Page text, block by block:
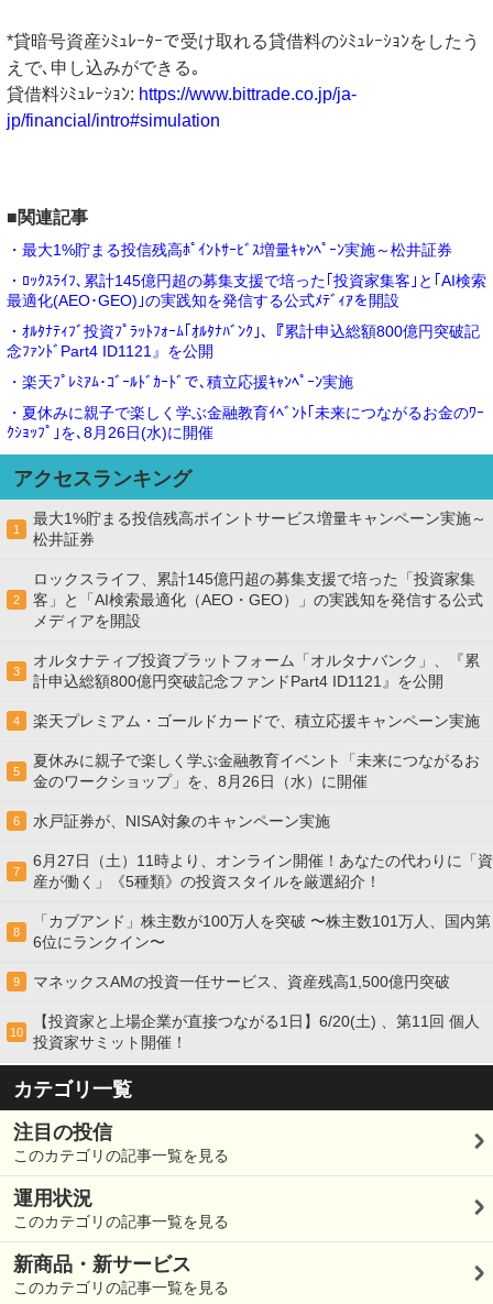
*貸暗号資産ｼﾐｭﾚｰﾀｰで受け取れる貸借料のｼﾐｭﾚｰｼｮﾝをしたう
えで､申し込みができる｡
貸借料ｼﾐｭﾚｰｼｮﾝ: https://www.bittrade.co.jp/ja-
jp/financial/intro#simulation
■関連記事
・最大1%貯まる投信残高ﾎﾟｲﾝﾄｻｰﾋﾞｽ増量ｷｬﾝﾍﾟｰﾝ実施～松井証券
・ﾛｯｸｽﾗｲﾌ､累計145億円超の募集支援で培った｢投資家集客｣と｢AI検索
最適化(AEO･GEO)｣の実践知を発信する公式ﾒﾃﾞｨｱを開設
・ｵﾙﾀﾅﾃｨﾌﾞ投資ﾌﾟﾗｯﾄﾌｫｰﾑ｢ｵﾙﾀﾅﾊﾞﾝｸ｣､『累計申込総額800億円突破記
念ﾌｧﾝﾄﾞPart4 ID1121』を公開
・楽天ﾌﾟﾚﾐｱﾑ･ｺﾞｰﾙﾄﾞｶｰﾄﾞで､積立応援ｷｬﾝﾍﾟｰﾝ実施
・夏休みに親子で楽しく学ぶ金融教育ｲﾍﾞﾝﾄ｢未来につながるお金のﾜｰ
ｸｼｮｯﾌﾟ｣を､8月26日(水)に開催
アクセスランキング
1
最大1%貯まる投信残高ポイントサービス増量キャンペーン実施～
松井証券
2
ロックスライフ、累計145億円超の募集支援で培った「投資家集
客」と「AI検索最適化（AEO・GEO）」の実践知を発信する公式
メディアを開設
3
オルタナティブ投資プラットフォーム「オルタナバンク」、『累
計申込総額800億円突破記念ファンドPart4 ID1121』を公開
4 楽天プレミアム・ゴールドカードで、積立応援キャンペーン実施
5
夏休みに親子で楽しく学ぶ金融教育イベント「未来につながるお
金のワークショップ」を、8月26日（水）に開催
6 水戸証券が、NISA対象のキャンペーン実施
7
6月27日（土）11時より、オンライン開催！あなたの代わりに「資
産が働く」《5種類》の投資スタイルを厳選紹介！
8
「カブアンド」株主数が100万人を突破 〜株主数101万人、国内第
6位にランクイン〜
9 マネックスAMの投資一任サービス、資産残高1,500億円突破
10
【投資家と上場企業が直接つながる1日】6/20(土) 、第11回 個人
投資家サミット開催！
カテゴリ一覧
注目の投信
このカテゴリの記事一覧を見る
運用状況
このカテゴリの記事一覧を見る
新商品・新サービス
このカテゴリの記事一覧を見る